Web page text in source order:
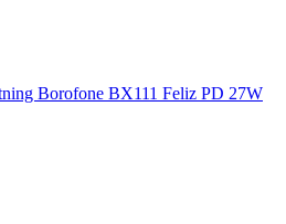
Borofone BX111 Feliz PD 27W